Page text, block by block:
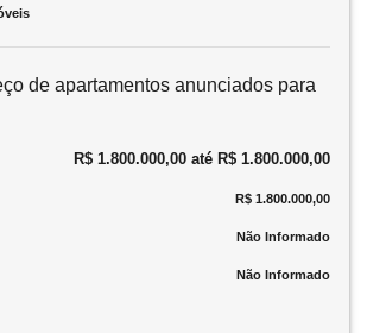
de apartamentos anunciados para
R$ 1.800.000,00 até R$ 1.800.000,00
R$ 1.800.000,00
Não Informado
Não Informado